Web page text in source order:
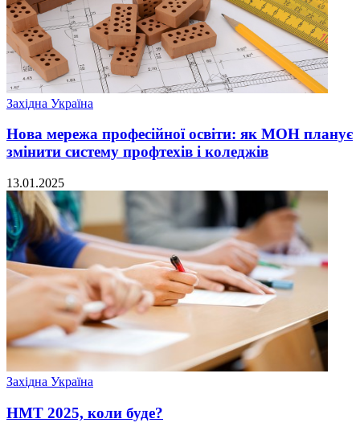
Західна Україна
Нова мережа професійної освіти: як МОН планує
змінити систему профтехів і коледжів
13.01.2025
Західна Україна
НМТ 2025, коли буде?